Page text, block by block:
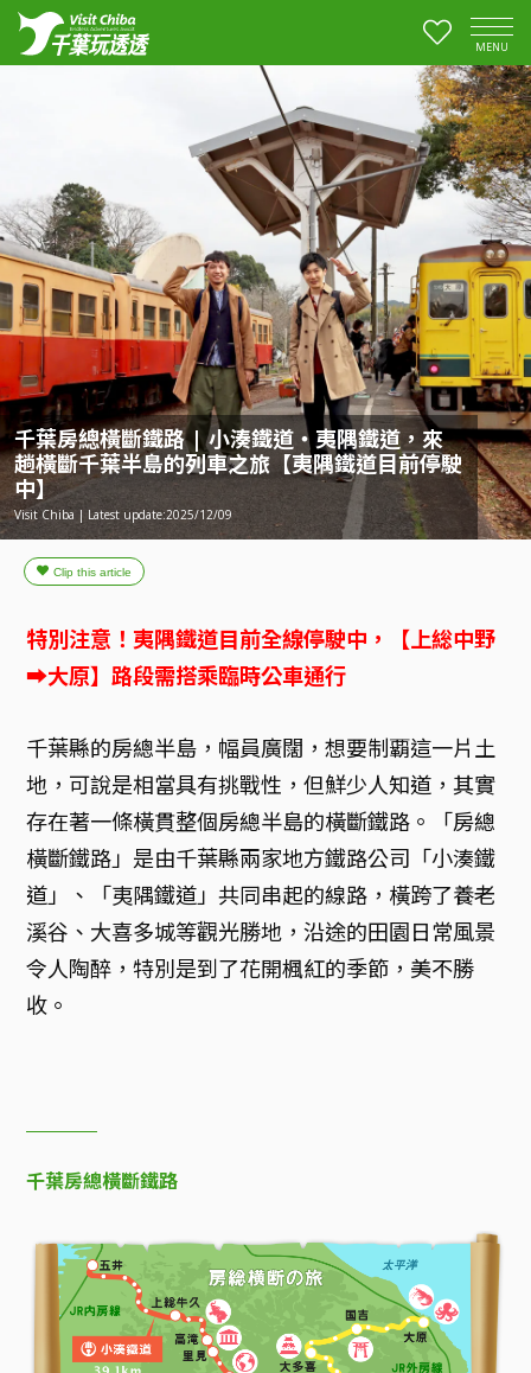
MENU
千葉房總橫斷鐵路 | 小湊鐵道・夷隅鐵道，來
趟橫斷千葉半島的列車之旅【夷隅鐵道目前停駛
中】
Visit Chiba | Latest update:2025/12/09
特別注意！夷隅鐵道目前全線停駛中，【上総中野
➡大原】路段需搭乘臨時公車通行
千葉縣的房總半島，幅員廣闊，想要制覇這一片土
地，可說是相當具有挑戰性，但鮮少人知道，其實
存在著一條橫貫整個房總半島的橫斷鐵路。「房總
橫斷鐵路」是由千葉縣兩家地方鐵路公司「小湊鐵
道」、「夷隅鐵道」共同串起的線路，橫跨了養老
溪谷、大喜多城等觀光勝地，沿途的田園日常風景
令人陶醉，特別是到了花開楓紅的季節，美不勝
收。
千葉房總橫斷鐵路